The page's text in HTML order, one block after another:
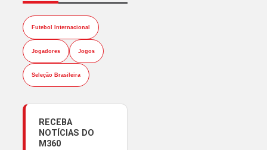
Futebol Internacional
Jogadores Jogos
Seleção Brasileira
RECEBA
NOTÍCIAS DO
M360